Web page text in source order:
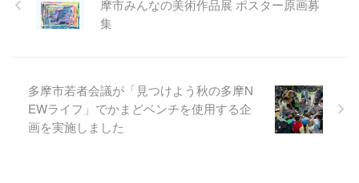
摩市みんなの美術作品展 ポスター原画募
集
多摩市若者会議が「見つけよう秋の多摩N
EWライフ」でかまどベンチを使用する企
画を実施しました